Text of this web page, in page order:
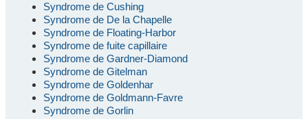
Syndrome de Cushing
Syndrome de De la Chapelle
Syndrome de Floating-Harbor
Syndrome de fuite capillaire
Syndrome de Gardner-Diamond
Syndrome de Gitelman
Syndrome de Goldenhar
Syndrome de Goldmann-Favre
Syndrome de Gorlin